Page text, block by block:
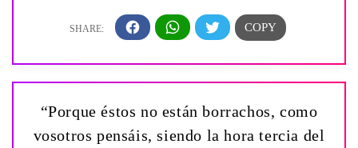
“Porque éstos no están borrachos, como
vosotros pensáis, siendo la hora tercia del